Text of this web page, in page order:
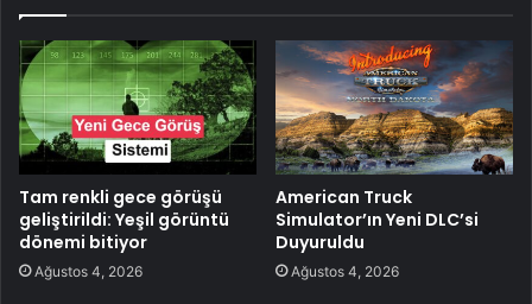
Tam renkli gece görüşü
geliştirildi: Yeşil görüntü
dönemi bitiyor
Ağustos 4, 2026
American Truck
Simulator’ın Yeni DLC’si
Duyuruldu
Ağustos 4, 2026